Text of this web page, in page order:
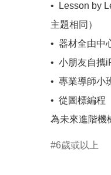
•  Lesson by
主題相同）
•  器材全由中
•  小朋友自攜
•  專業導師小
•  從圖標編程
為未來進階機
6歲或以上